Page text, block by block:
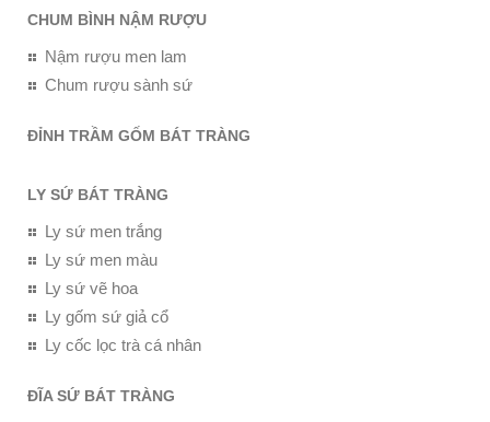
CHUM BÌNH NẬM RƯỢU
Nậm rượu men lam
Chum rượu sành sứ
ĐỈNH TRẦM GỐM BÁT TRÀNG
LY SỨ BÁT TRÀNG
Ly sứ men trắng
Ly sứ men màu
Ly sứ vẽ hoa
Ly gốm sứ giả cổ
Ly cốc lọc trà cá nhân
ĐĨA SỨ BÁT TRÀNG